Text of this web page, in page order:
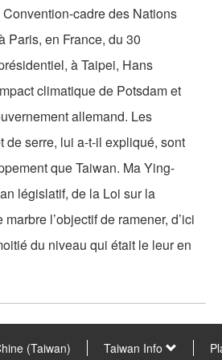
cadre des Nations
Paris, en France, du 30
à Taipei, Hans
climatique de Potsdam et
allemand. Les
de serre, lui a-t-il expliqué, sont
que Taiwan. Ma Ying-
législatif, de la Loi sur la
l’objectif de ramener, d’ici
du niveau qui était le leur en
(Taiwan) Taiwan Info